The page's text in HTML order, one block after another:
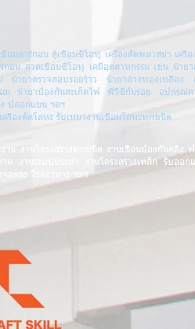
ชื่อมอาร์กอน ตู้เชื่อมซีโอทู เครื่องตัดพลาสม่า เครื่อ
อน ลวดเชื่อมซีโอทู เคมีอุตสาหกรรม เช่น น้ำยา
ำยาตรวจสอบรอยร้าว น้ำยาล้างทองเหลือง
ม น้ำยาป้องกันสะเก็ดไฟ พีวีซีกันรอย อุปกรณ์ค
ปลอกแขน ฯลฯ
ครื่องตัดโลหะ รับเหมางานเชื่อมโลหะทุกชนิด
าน งานโครงสร้างทุกชนิด งานเขื่อนป้องกันตลิ่ง
ล งานระบบประปา งานโครงสร้างเหล็ก รับออก
อดรถ โรงอาหาร
ฯลฯ